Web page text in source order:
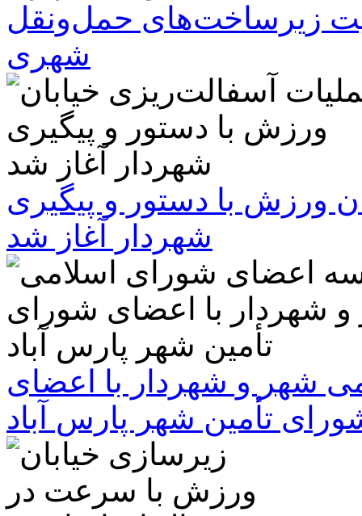
زیرساخت‌های حمل‌ونقل
شهری
ورزش با دستور و پیگیری
شهردار آغاز شد
شهر و شهردار با اعضای
تأمین شهر پارس آباد